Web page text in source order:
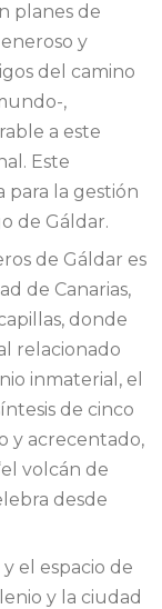
planes de
y
del camino
,
a este
Este
la gestión
de Gáldar.
de Gáldar es
de Canarias,
donde
relacionado
inmaterial, el
de cinco
y acrecentado,
volcán de
desde
el espacio de
y la ciudad